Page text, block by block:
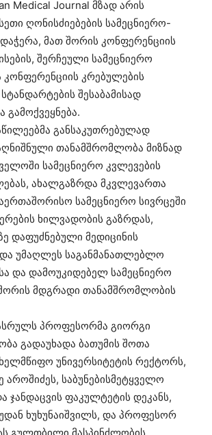
Medical Journal მზად არის
ღონისძიებების სამეცნიერო-
მათ შორის კონფერენციის
შერჩეული სამეცნიერო
კონფერენციის კრებულების
შესაბამისად
გამოქვეყნება.
განსაკუთრებულად
თანამშრომლობა მიზნად
სამეცნიერო კვლევების
ახალგაზრდა მკვლევართა
სამეცნიერო სივრცეში
ხილვადობის გაზრდას,
დაფუძნებული მედიცინის
და უმაღლეს საგანმანათლებლო
და დამოუკიდებელ სამეცნიერო
მდგრადი თანამშრომლობის
პროფესორმა გიორგი
გადაუხადა ბათუმის შოთა
უნივერსიტეტის რექტორს,
საბუნებისმეტყველო
ჯანდაცვის ფაკულტეტის დეკანს,
ხუხუნაიშვილს, და პროფესორ